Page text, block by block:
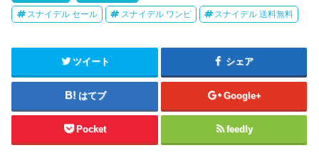
スナイデル セール スナイデル ワンピ スナイデル 送料無料
ツイート シェア
はてブ Google+
Pocket feedly